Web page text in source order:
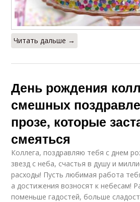
Читать дальше →
День рождения
смешных
прозе, которые
смеяться
Коллега, поздравляю тебя с днем
звезд с неба, счастья в душу и
расходы! Пусть любимая работа
а достижения возносят к небесам!
поменьше гадостей, больше